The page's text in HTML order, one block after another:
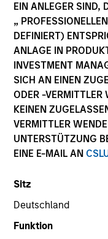
EIN ANLEGER SIND,
„
DEFINIERT)
ANLAGE IN
INVESTMENT
SICH AN EINEN
ODER -
KEINEN
VERMITTLER
UNTERSTÜTZUNG
EINE E-MAIL AN
Sitz
Deutschland
Funktion
Consumer
COUNTRY
India